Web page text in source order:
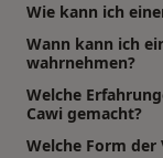
Wie kann ich
Wann kann ich
wahrnehmen?
Welche
Cawi gemacht?
Welche Form